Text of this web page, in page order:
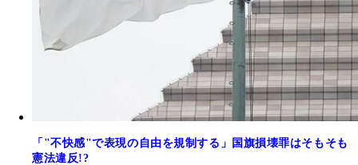
「"不快感"で表現の自由を規制する」国旗損壊罪はそもそも
憲法違反!?